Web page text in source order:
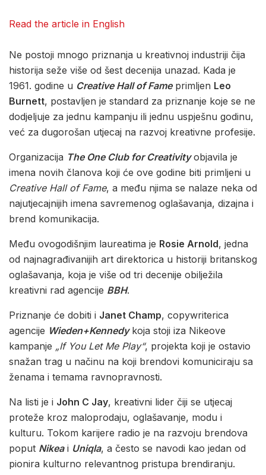
Read the article in English
Ne postoji mnogo priznanja u kreativnoj industriji čija
historija seže više od šest decenija unazad. Kada je
1961. godine u Creative Hall of Fameprimljen Leo
Burnett, postavljen je standard za priznanje koje se ne
dodjeljuje za jednu kampanju ili jednu uspješnu godinu,
već za dugorošan utjecaj na razvoj kreativne profesije.
Organizacija The One Club for Creativityobjavila je
imena novih članova koji će ove godine biti primljeni u
Creative Hall of Fame, a među njima se nalaze neka od
najutjecajnijih imena savremenog oglašavanja, dizajna i
brend komunikacija.
Među ovogodišnjim laureatima je Rosie Arnold, jedna
od najnagrađivanijih art direktorica u historiji britanskog
oglašavanja, koja je više od tri decenije obilježila
kreativni rad agencije BBH.
Priznanje će dobiti i Janet Champ, copywriterica
agencije Wieden+Kennedykoja stoji iza Nikeove
kampanje „If You Let Me Play“, projekta koji je ostavio
snažan trag u načinu na koji brendovi komuniciraju sa
ženama i temama ravnopravnosti.
Na listi je i John C Jay, kreativni lider čiji se utjecaj
proteže kroz maloprodaju, oglašavanje, modu i
kulturu. Tokom karijere radio je na razvoju brendova
poput Nikeai Uniqla, a često se navodi kao jedan od
pionira kulturno relevantnog pristupa brendiranju.